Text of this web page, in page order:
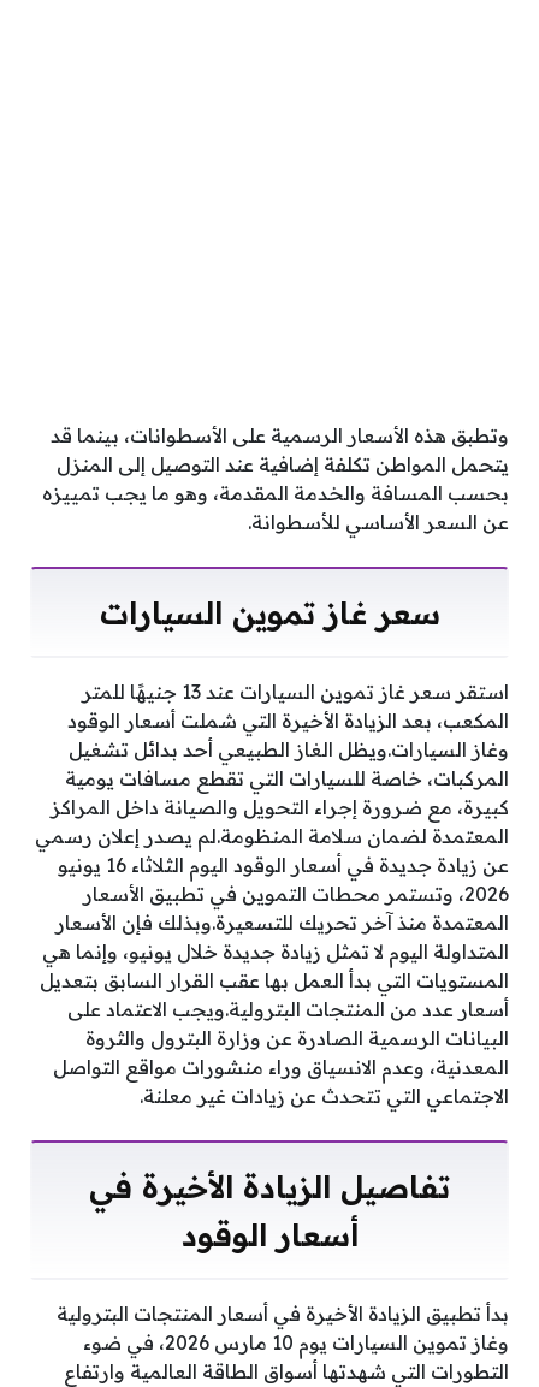
وتطبق هذه الأسعار الرسمية على الأسطوانات، بينما قد
يتحمل المواطن تكلفة إضافية عند التوصيل إلى المنزل
بحسب المسافة والخدمة المقدمة، وهو ما يجب تمييزه
عن السعر الأساسي للأسطوانة.
سعر غاز تموين السيارات
استقر سعر غاز تموين السيارات عند 13 جنيهًا للمتر
المكعب، بعد الزيادة الأخيرة التي شملت أسعار الوقود
وغاز السيارات.ويظل الغاز الطبيعي أحد بدائل تشغيل
المركبات، خاصة للسيارات التي تقطع مسافات يومية
كبيرة، مع ضرورة إجراء التحويل والصيانة داخل المراكز
المعتمدة لضمان سلامة المنظومة.لم يصدر إعلان رسمي
عن زيادة جديدة في أسعار الوقود اليوم الثلاثاء 16 يونيو
2026، وتستمر محطات التموين في تطبيق الأسعار
المعتمدة منذ آخر تحريك للتسعيرة.وبذلك فإن الأسعار
المتداولة اليوم لا تمثل زيادة جديدة خلال يونيو، وإنما هي
المستويات التي بدأ العمل بها عقب القرار السابق بتعديل
أسعار عدد من المنتجات البترولية.ويجب الاعتماد على
البيانات الرسمية الصادرة عن وزارة البترول والثروة
المعدنية، وعدم الانسياق وراء منشورات مواقع التواصل
الاجتماعي التي تتحدث عن زيادات غير معلنة.
تفاصيل الزيادة الأخيرة في
أسعار الوقود
بدأ تطبيق الزيادة الأخيرة في أسعار المنتجات البترولية
وغاز تموين السيارات يوم 10 مارس 2026، في ضوء
التطورات التي شهدتها أسواق الطاقة العالمية وارتفاع